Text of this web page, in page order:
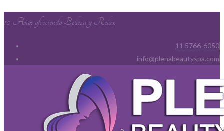
10 Años ofreciendo Belleza y Relax
11 5766-6050
info@plenabeautyspa.com